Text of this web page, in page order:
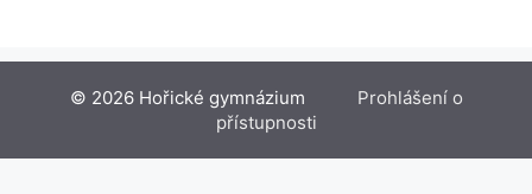
© 2026 Hořické gymnázium Prohlášení o
přístupnosti